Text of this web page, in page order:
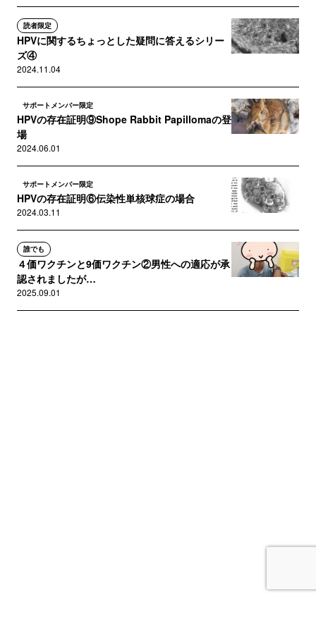
読者限定
HPVに関するちょっとした疑問に答えるシリー
ズ④
2024.11.04
サポートメンバー限定
HPVの存在証明⑨Shope Rabbit Papillomaの登
場
2024.06.01
サポートメンバー限定
HPVの存在証明⑥伝染性単核球症の場合
2024.03.11
誰でも
４価ワクチンと9価ワクチン②男性への適応が承
認されましたが…
2025.09.01